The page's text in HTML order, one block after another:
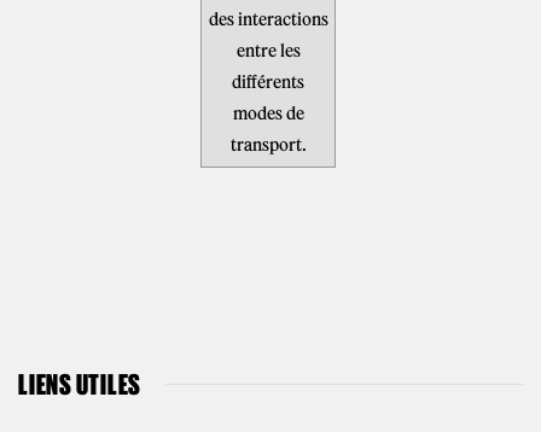
des interactions
entre les
différents
modes de
transport.
LIENS UTILES